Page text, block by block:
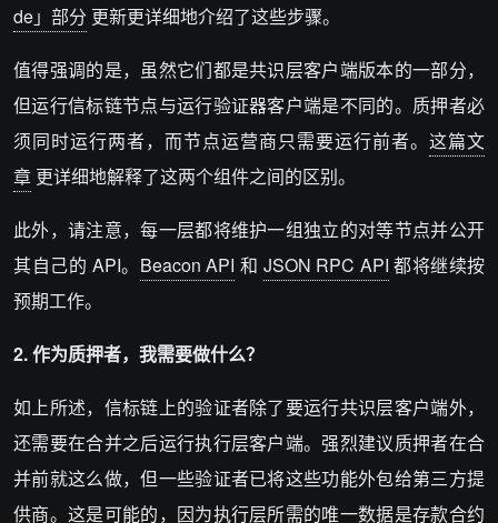
de」部分 更新更详细地介绍了这些步骤。
值得强调的是，虽然它们都是共识层客户端版本的一部分，
但运行信标链节点与运行验证器客户端是不同的。质押者必
须同时运行两者，而节点运营商只需要运行前者。 这篇文
章 更详细地解释了这两个组件之间的区别。
此外，请注意，每一层都将维护一组独立的对等节点并公开
其自己的 API。 Beacon API 和 JSON RPC API 都将继续按
预期工作。
2. 作为质押者，我需要做什么？
如上所述，信标链上的验证者除了要运行共识层客户端外，
还需要在合并之后运行执行层客户端。强烈建议质押者在合
并前就这么做，但一些验证者已将这些功能外包给第三方提
供商。这是可能的，因为执行层所需的唯一数据是存款合约